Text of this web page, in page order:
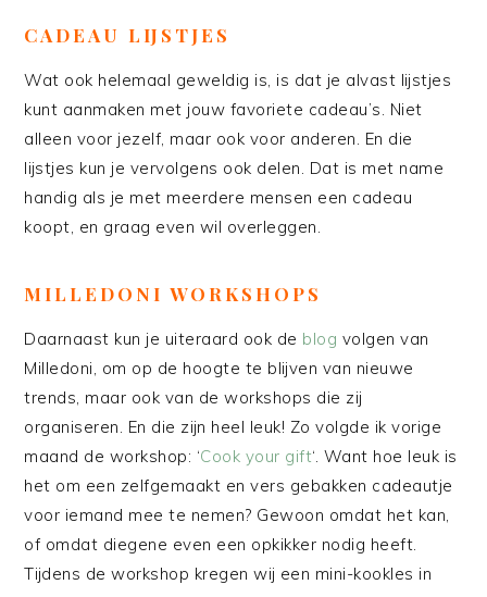
CADEAU LIJSTJES
Wat ook helemaal geweldig is, is dat je alvast lijstjes
kunt aanmaken met jouw favoriete cadeau’s. Niet
alleen voor jezelf, maar ook voor anderen. En die
lijstjes kun je vervolgens ook delen. Dat is met name
handig als je met meerdere mensen een cadeau
koopt, en graag even wil overleggen.
MILLEDONI WORKSHOPS
Daarnaast kun je uiteraard ook de blog volgen van
Milledoni, om op de hoogte te blijven van nieuwe
trends, maar ook van de workshops die zij
organiseren. En die zijn heel leuk! Zo volgde ik vorige
maand de workshop: ‘Cook your gift‘. Want hoe leuk is
het om een zelfgemaakt en vers gebakken cadeautje
voor iemand mee te nemen? Gewoon omdat het kan,
of omdat diegene even een opkikker nodig heeft.
Tijdens de workshop kregen wij een mini-kookles in